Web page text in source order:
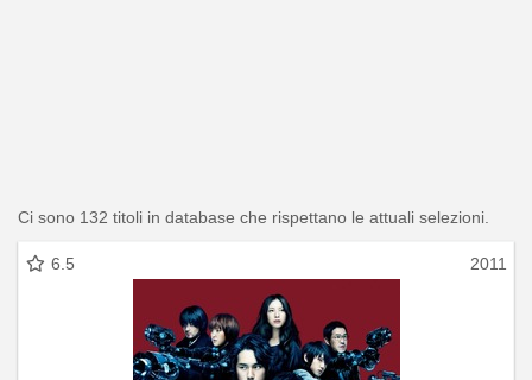
Ci sono 132 titoli in database che rispettano le attuali selezioni.
6.5 2011